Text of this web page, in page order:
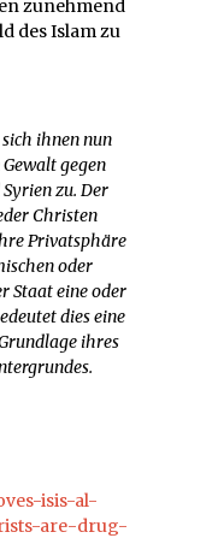
zunehmend
des Islam zu
ihnen nun
gegen
zu. Der
Christen
Privatsphäre
oder
Staat eine oder
dies eine
ihres
isis-al-
are-drug-